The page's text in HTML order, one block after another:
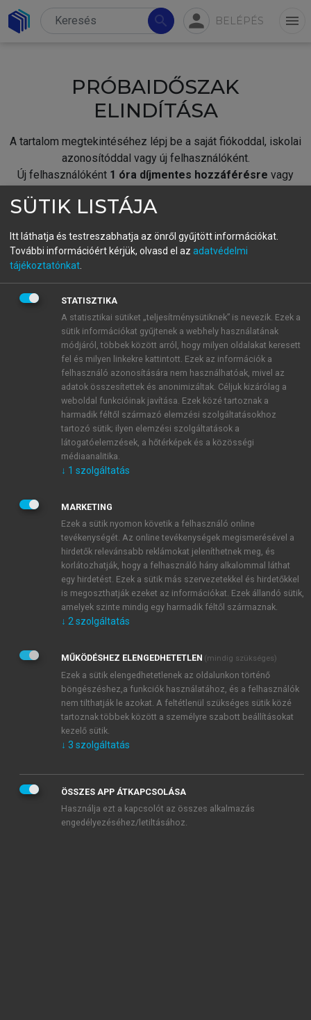
search person BELÉPÉS menu
PRÓBAIDŐSZAK
ELINDÍTÁSA
A tartalom megtekintéséhez lépj be a saját fiókoddal, iskolai
azonosítóddal vagy új felhasználóként.
Új felhasználóként 1 óra díjmentes hozzáférésre vagy
fiókoddal,vagy hozz létre új fiókot.
A regisztráció után apróbaidőszakautomatikusan
BELÉPÉS SAJÁT FIÓKKAL
ÚJ FIÓK LÉTREHOZÁSA
1 óra díjmentes hozzáférés
E-MAIL-CÍM
JELSZÓ
JELSZÓ ÚJRA
Kérek értesítést a MeRSZ újdonságairól, akcióiról.
Kérek értesítést az Akadémiai Kiadó Zrt. újdonságairól,
Adatkezelési tájékoztatóbanfoglaltakat tudomásul
veszem és elfogadom.
Általános vásárlási feltételeket, valamint a szotar.netés a
mersz.huoldalak licencszerződéseiben foglaltakat
tudomásul veszem és elfogadom.
KIPRÓBÁLOM
SÜTIK LISTÁJA
Itt láthatja és testreszabhatja az önről gyűjtött információkat.
További információért kérjük, olvasd el az adatvédelmi
tájékoztatónkat
STATISZTIKA
A statisztikai sütiket „teljesítménysütiknek” is nevezik. Ezek a
sütik információkat gyűjtenek a webhely használatának
módjáról, többek között arról, hogy milyen oldalakat keresett
fel és milyen linkekre kattintott. Ezek az információk a
felhasználó azonosítására nem használhatóak, mivel az
adatok összesítettek és anonimizáltak. Céljuk kizárólag a
weboldal funkcióinak javítása. Ezek közé tartoznak a
harmadik féltől származó elemzési szolgáltatásokhoz
tartozó sütik; ilyen elemzési szolgáltatások a
látogatóelemzések, a hőtérképek és a közösségi
médiaanalitika.
↓ 1 szolgáltatás
MARKETING
Ezek a sütik nyomon követik a felhasználó online
tevékenységét. Az online tevékenységek megismerésével a
hirdetők relevánsabb reklámokat jeleníthetnek meg, és
korlátozhatják, hogy a felhasználó hány alkalommal láthat
egy hirdetést. Ezek a sütik más szervezetekkel és hirdetőkkel
is megoszthatják ezeket az információkat. Ezek állandó sütik,
amelyek szinte mindig egy harmadik féltől származnak.
↓ 2 szolgáltatás
MŰKÖDÉSHEZ ELENGEDHETETLEN (mindig szükséges)
Ezek a sütik elengedhetetlenek az oldalunkon történő
böngészéshez,a funkciók használatához, és a felhasználók
nem tilthatják le azokat. A feltétlenül szükséges sütik közé
tartoznak többek között a személyre szabott beállításokat
kezelő sütik.
↓ 3 szolgáltatás
ÖSSZES APP ÁTKAPCSOLÁSA
Használja ezt a kapcsolót az összes alkalmazás
engedélyezéséhez/letiltásához.